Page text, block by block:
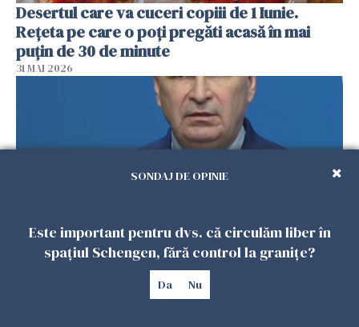
Desertul care va cuceri copiii de 1 Iunie.
Rețeta pe care o poți pregăti acasă în mai
puțin de 30 de minute
31 MAI 2026
Ilie Bolojan, mesaj pentru românii din
diaspora: „România trebuie să rămână
SONDAJ DE OPINIE
Este important pentru dvs. că circulăm liber în
spațiul Schengen, fără control la granițe?
Da Nu